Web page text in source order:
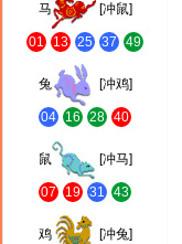
马 [冲鼠]
01 13 25 37 49
兔 [冲鸡]
04 16 28 40
鼠 [冲马]
07 19 31 43
鸡 [冲兔]